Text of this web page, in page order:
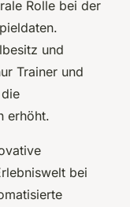
Rolle bei der
und
Trainer und
erhöht.
bei